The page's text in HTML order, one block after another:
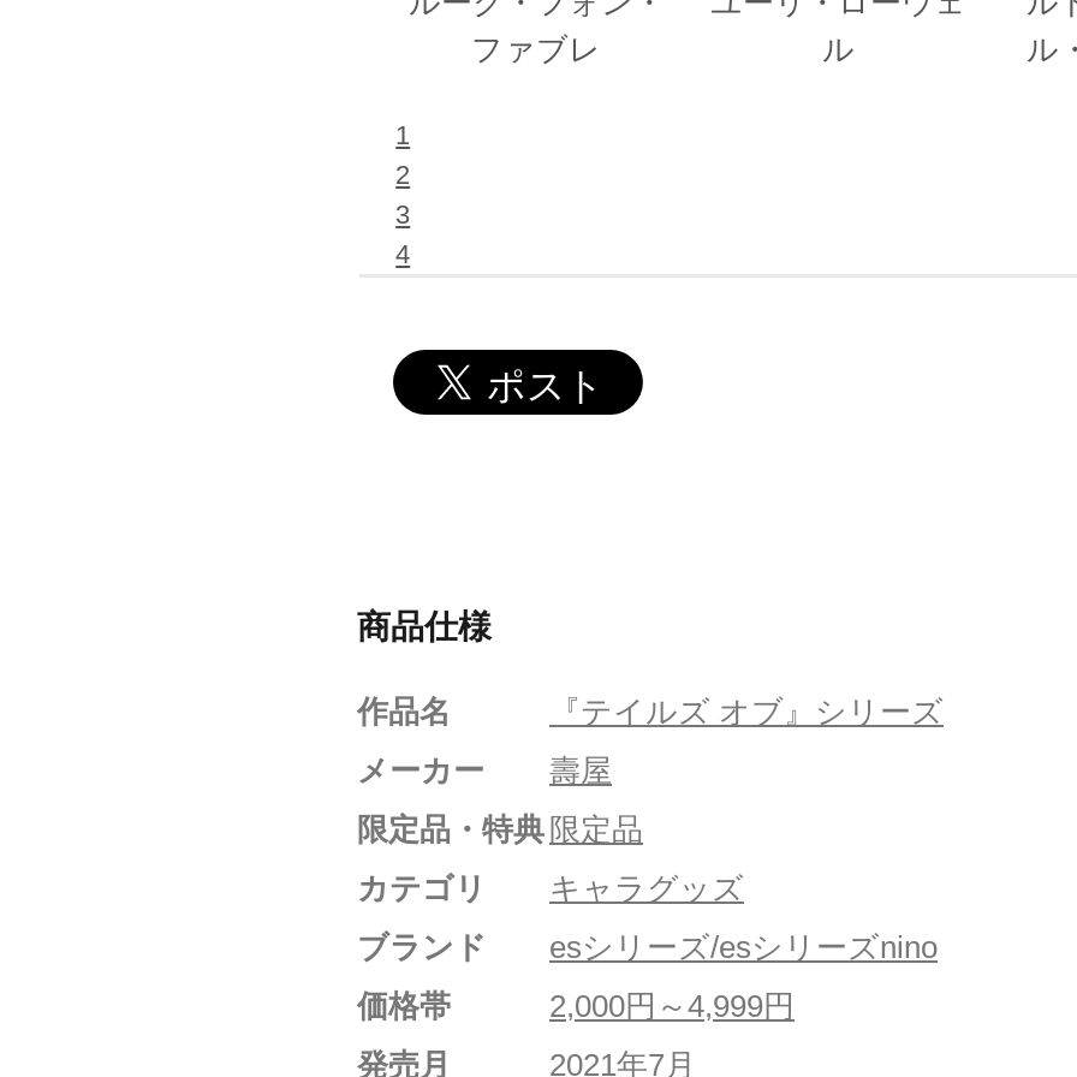
ファブレ
ル
ル
1
2
3
4
商品仕様
作品名
『テイルズ オブ』シリーズ
メーカー
壽屋
限定品・特典 限定品
カテゴリ
キャラグッズ
ブランド
esシリーズ/esシリーズnino
価格帯
2,000円～4,999円
発売月
2021年7月